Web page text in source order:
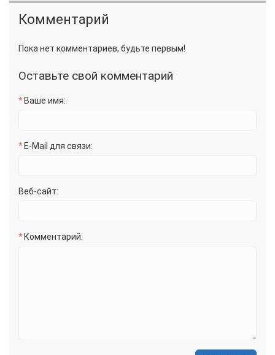
Комментарий
Пока нет комментариев, будьте первым!
Оставьте свой комментарий
Ваше имя:
E-Mail для связи:
Веб-сайт:
Комментарий: